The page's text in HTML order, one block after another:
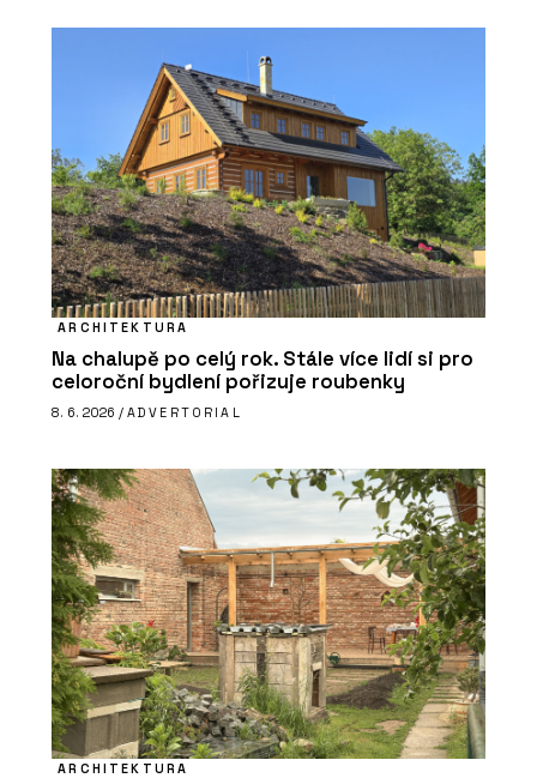
ARCHITEKTURA
Na chalupě po celý rok. Stále více lidí si pro
celoroční bydlení pořizuje roubenky
8. 6. 2026 / ADVERTORIAL
ARCHITEKTURA